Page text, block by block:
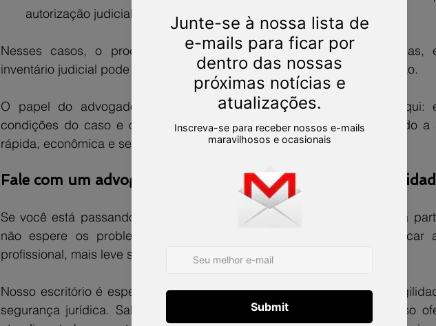
autorização judicial).
Nesses casos, o processo pode ser finalizado em poucas semanas,
inventário judicial pode levar meses ou até anos, dependendo da situação.
O papel do advogado especialista em inventário é fundamental aqui:
condições do caso e orienta qual o melhor caminho, sempre buscando a
rápida, econômica e segura para a família.
Fale com um advogado agora e resolva tudo com
Se você está passando por esse momento difícil e precisa lidar com a
não espere os problemas se acumularem. Quanto antes você buscar
profissional, mais leve será o caminho.
Nosso escritório é especializado em inventários e atua com foco em
segurança jurídica. Sabemos o quanto essa etapa é delicada, por isso